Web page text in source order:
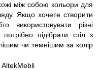
між собою кольори для
Якщо хочете створити
використовувати різні
підібрати стіл з
чи темнішим за колір